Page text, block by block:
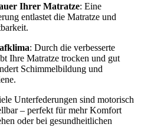
Ihrer Matratze: Eine
entlastet die Matratze und
: Durch die verbesserte
Ihre Matratze trocken und gut
Schimmelbildung und
Unterfederungen sind motorisch
– perfekt für mehr Komfort
oder bei gesundheitlichen